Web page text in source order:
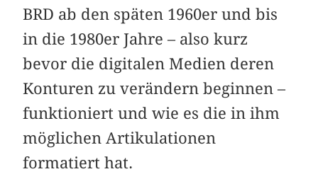
BRD ab den späten 1960er und bis
in die 1980er Jahre – also kurz
bevor die digitalen Medien deren
Konturen zu verändern beginnen –
funktioniert und wie es die in ihm
möglichen Artikulationen
formatiert hat.